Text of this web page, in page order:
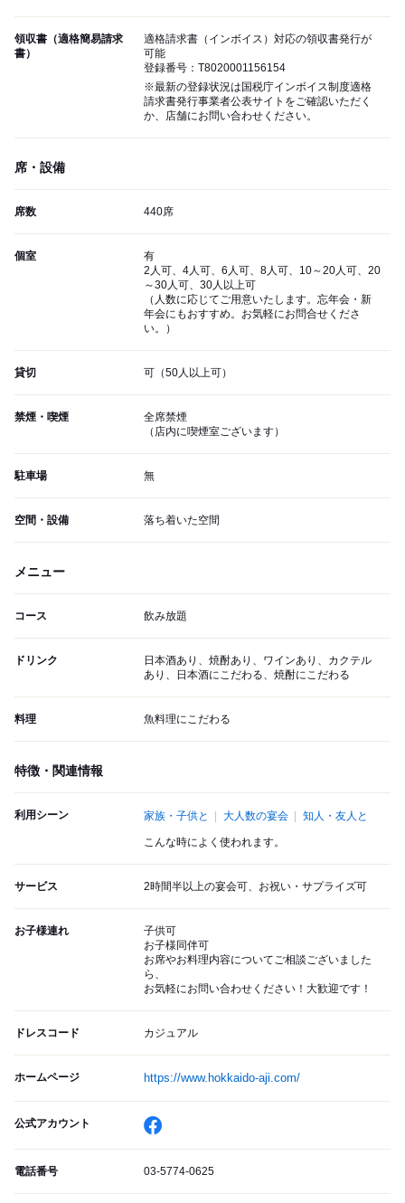
領収書（適格簡易請求
書）
適格請求書（インボイス）対応の領収書発行が
可能
登録番号：T8020001156154
※最新の登録状況は国税庁インボイス制度適格
請求書発行事業者公表サイトをご確認いただく
か、店舗にお問い合わせください。
席・設備
席数 440席
個室
有
2人可、4人可、6人可、8人可、10～20人可、20
～30人可、30人以上可
（人数に応じてご用意いたします。忘年会・新
年会にもおすすめ。お気軽にお問合せくださ
い。）
貸切 可（50人以上可）
禁煙・喫煙
全席禁煙
（店内に喫煙室ございます）
駐車場 無
空間・設備 落ち着いた空間
メニュー
コース 飲み放題
ドリンク
日本酒あり、焼酎あり、ワインあり、カクテル
あり、日本酒にこだわる、焼酎にこだわる
料理 魚料理にこだわる
特徴・関連情報
利用シーン 家族・子供と 大人数の宴会 知人・友人と
こんな時によく使われます。
サービス 2時間半以上の宴会可、お祝い・サプライズ可
お子様連れ
子供可
お子様同伴可
お席やお料理内容についてご相談ございました
ら、
お気軽にお問い合わせください！大歓迎です！
ドレスコード カジュアル
ホームページ https://www.hokkaido-aji.com/
公式アカウント
電話番号 03-5774-0625